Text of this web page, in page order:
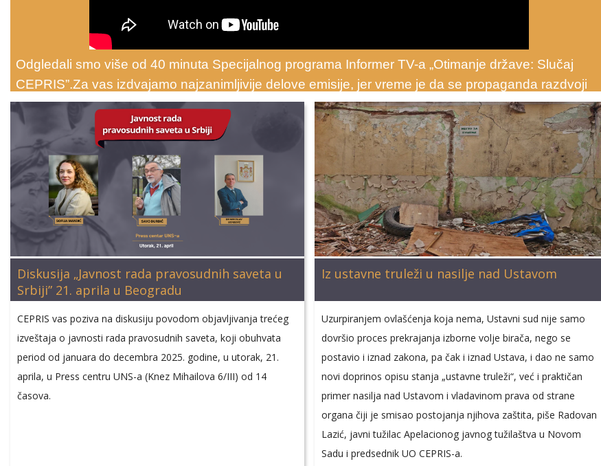
Odgledali smo više od 40 minuta Specijalnog programa Informer TV-a „Otimanje države: Slučaj
CEPRIS”.Za vas izdvajamo najzanimljivije delove emisije, jer vreme je da se propaganda razdvoji
od informisanja! Informišite se i prosudite sami.
Diskusija „Javnost rada pravosudnih saveta u
Srbiji” 21. aprila u Beogradu
CEPRIS vas poziva na diskusiju povodom objavljivanja trećeg
izveštaja o javnosti rada pravosudnih saveta, koji obuhvata
period od januara do decembra 2025. godine, u utorak, 21.
aprila, u Press centru UNS-a (Knez Mihailova 6/III) od 14
časova.
Iz ustavne truleži u nasilje nad Ustavom
Uzurpiranjem ovlašćenja koja nema, Ustavni sud nije samo
dovršio proces prekrajanja izborne volje birača, nego se
postavio i iznad zakona, pa čak i iznad Ustava, i dao ne samo
novi doprinos opisu stanja „ustavne truleži“, već i praktičan
primer nasilja nad Ustavom i vladavinom prava od strane
organa čiji je smisao postojanja njihova zaštita, piše Radovan
Lazić, javni tužilac Apelacionog javnog tužilaštva u Novom
Sadu i predsednik UO CEPRIS-a.